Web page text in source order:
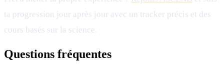
ta progression jour après jour avec un tracker précis et des
cours basés sur la science.
Questions fréquentes